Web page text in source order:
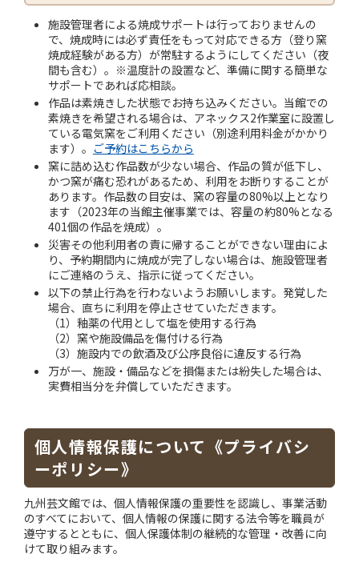
施設管理者による焼成サポートは行っておりませんの
で、焼成時には必ず責任をもって対応できる方（登り窯
焼成経験がある方）が常駐するようにしてください（夜
間も含む）。※温度計の設置など、準備に関する簡単な
サポートであれば応相談。
作品は素焼きした状態でお持ち込みください。当館での
素焼きを希望される場合は、アネックス2作業室に設置し
ている電気窯をご利用ください（別途利用料金がかかり
ます）。 ご予約はこちらから
窯に詰め込む作品数が少ない場合、作品の質が低下し、
かつ窯が痛む恐れがあるため、利用をお断りすることが
あります。作品数の目安は、窯の容量の80%以上となり
ます（2023年の当館主催事業では、容量の約80%となる
401個の作品を焼成）。
災害その他利用者の責に帰することができない理由によ
り、予約期間内に焼成が完了しない場合は、施設管理者
にご連絡のうえ、指示に従ってください。
以下の禁止行為を行わないようお願いします。発覚した
場合、直ちに利用を停止させていただきます。
（1）釉薬の代用として塩を使用する行為
（2）窯や施設備品を傷付ける行為
（3）施設内での飲酒及び公序良俗に違反する行為
万が一、施設・備品などを損傷または紛失した場合は、
実費相当分を弁償していただきます。
個人情報保護について《プライバシ
ーポリシー》
九州芸文館では、個人情報保護の重要性を認識し、事業活動
のすべてにおいて、個人情報の保護に関する法令等を職員が
遵守するとともに、個人保護体制の継続的な管理・改善に向
けて取り組みます。